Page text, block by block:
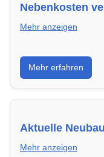
Nebenkosten
Mehr anzeigen
Erfahre, welche
wie du deine
kannst.
Mehr erfahren
Aktuelle
Mehr anzeigen